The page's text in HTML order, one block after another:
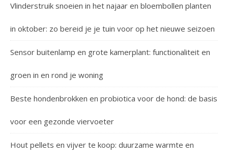
Vlinderstruik snoeien in het najaar en bloembollen planten
in oktober: zo bereid je je tuin voor op het nieuwe seizoen
Sensor buitenlamp en grote kamerplant: functionaliteit en
groen in en rond je woning
Beste hondenbrokken en probiotica voor de hond: de basis
voor een gezonde viervoeter
Hout pellets en vijver te koop: duurzame warmte en